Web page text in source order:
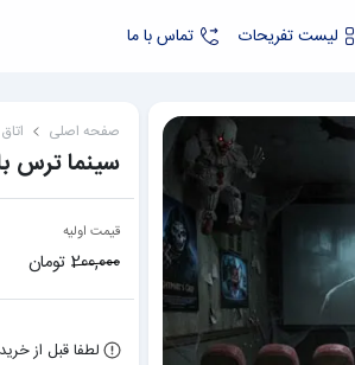
لیست تفریحات تماس با ما
صفحه اصلی
سینما ترس
قیمت اولیه
200,000 تومان
لطفا قبل از